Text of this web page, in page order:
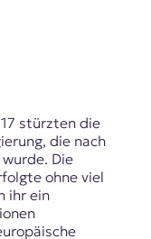
stürzten die
die nach
Die
ohne viel
ihr ein